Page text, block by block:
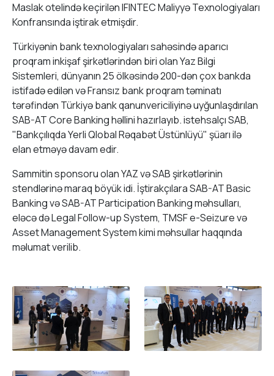
Maslak otelində keçirilən IFINTEC Maliyyə Texnologiyaları
Konfransında iştirak etmişdir.
Türkiyənin bank texnologiyaları sahəsində aparıcı
proqram inkişaf şirkətlərindən biri olan Yaz Bilgi
Sistemleri, dünyanın 25 ölkəsində 200-dən çox bankda
istifadə edilən və Fransız bank proqram təminatı
tərəfindən Türkiyə bank qanunvericiliyinə uyğunlaşdırılan
SAB-AT Core Banking həllini hazırlayıb. istehsalçı SAB,
"Bankçılıqda Yerli Qlobal Rəqabət Üstünlüyü" şüarı ilə
elan etməyə davam edir.
Sammitin sponsoru olan YAZ və SAB şirkətlərinin
stendlərinə maraq böyük idi. İştirakçılara SAB-AT Basic
Banking və SAB-AT Participation Banking məhsulları,
eləcə də Legal Follow-up System, TMSF e-Seizure və
Asset Management System kimi məhsullar haqqında
məlumat verilib.